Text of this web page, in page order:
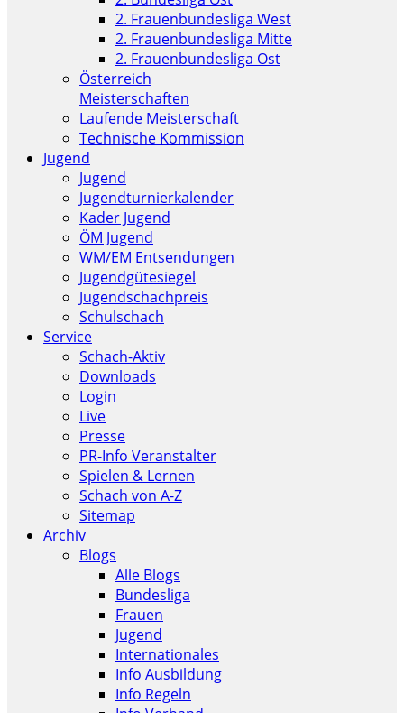
2. Frauenbundesliga West
2. Frauenbundesliga Mitte
2. Frauenbundesliga Ost
Österreich
Meisterschaften
Laufende Meisterschaft
Technische Kommission
Jugend
Jugend
Jugendturnierkalender
Kader Jugend
ÖM Jugend
WM/EM Entsendungen
Jugendgütesiegel
Jugendschachpreis
Schulschach
Service
Schach-Aktiv
Downloads
Login
Live
Presse
PR-Info Veranstalter
Spielen & Lernen
Schach von A-Z
Sitemap
Archiv
Blogs
Alle Blogs
Bundesliga
Frauen
Jugend
Internationales
Info Ausbildung
Info Regeln